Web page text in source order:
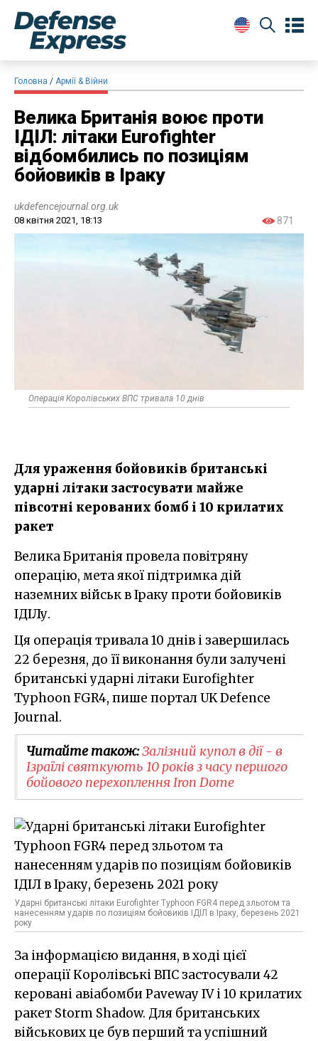
Головна Армії & Війни
Велика Британія воює проти
ІДІЛ: літаки Eurofighter
відбомбились по позиціям
бойовиків в Іраку
ukdefencejournal.org.uk
08 квітня 2021, 18:13 871
Операція Королівських ВПС тривала 10 днів
Для ураження бойовиків британські
ударні літаки застосувати майже
півсотні керованих бомб і 10 крилатих
ракет
Велика Британія провела повітряну
операцію, мета якої підтримка дій
наземних військ в Іраку проти бойовиків
ІДІЛу.
Ця операція тривала 10 днів і завершилась
22 березня, до її виконання були залучені
британські ударні літаки Eurofighter
Typhoon FGR4, пише портал UK Defence
Journal.
Читайте також:Залізний купол в дії - в
Ізраїлі святкують 10 років з часу першого
бойового перехоплення Iron Dome
Ударні британські літаки Eurofighter Typhoon FGR4 перед зльотом та
нанесенням ударів по позиціям бойовиків ІДІЛ в Іраку, березень 2021
року
За інформацією видання, в ході цієї
операції Королівські ВПС застосували 42
керовані авіабомби Paveway IV і 10 крилатих
ракет Storm Shadow. Для британських
військових це був перший та успішний